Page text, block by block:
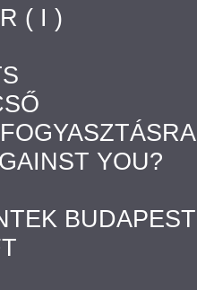
( I )
YOU?
BUDAPEST